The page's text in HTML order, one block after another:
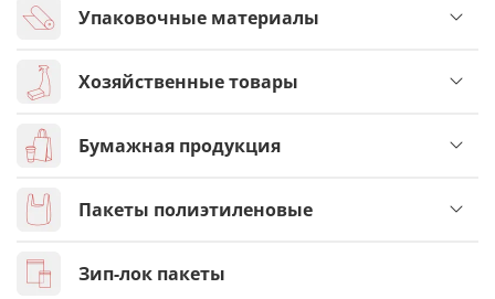
Упаковочные материалы
Хозяйственные товары
Бумажная продукция
Пакеты полиэтиленовые
Зип-лок пакеты